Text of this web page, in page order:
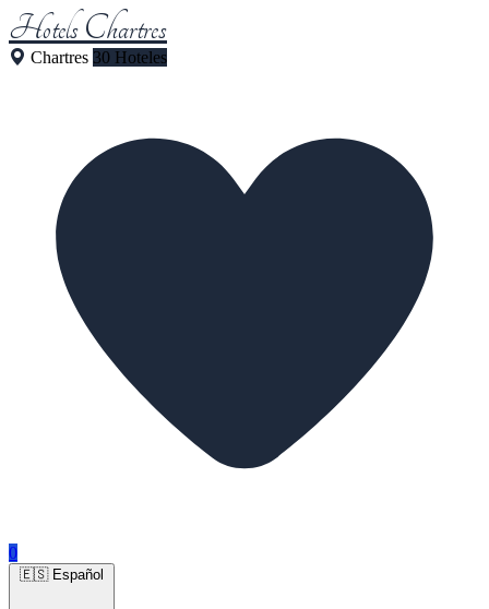
Hotels Chartres
Chartres 30 Hoteles
0